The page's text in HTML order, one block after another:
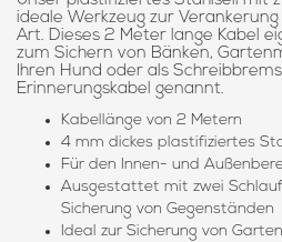
ideale Werkzeug zur
Art. Dieses 2 Meter lange Kabel
zum Sichern von Bänken,
Ihren Hund oder als
Erinnerungskabel genannt.
Kabellänge von 2 Metern
4 mm dickes plastifiziertes
Für den Innen- und
Ausgestattet mit zwei
Sicherung von Gegenständen
Ideal zur Sicherung von